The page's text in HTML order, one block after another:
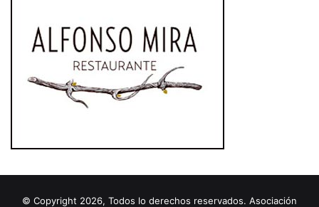
© Copyright 2026, Todos lo derechos reservados. Asociación